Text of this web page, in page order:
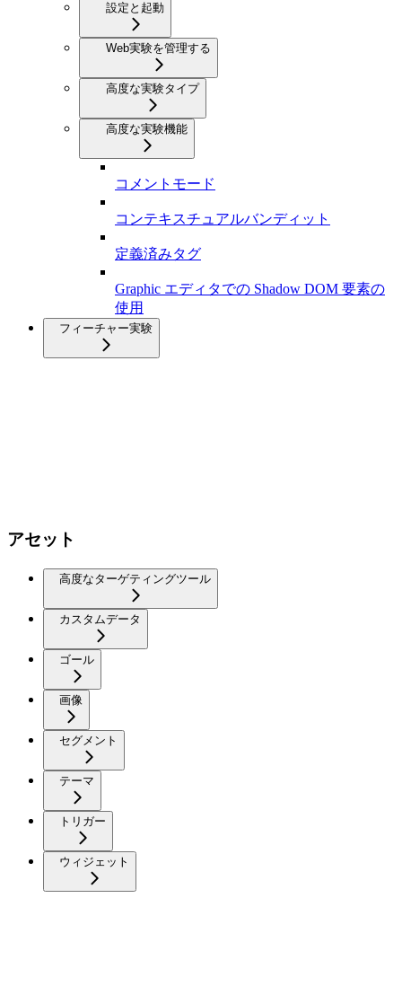
設定と起動
Web実験を管理する
高度な実験タイプ
高度な実験機能
コメントモード
コンテキスチュアルバンディット
定義済みタグ
Graphic エディタでの Shadow DOM 要素の
使用
フィーチャー実験
アセット
高度なターゲティングツール
カスタムデータ
ゴール
画像
セグメント
テーマ
トリガー
ウィジェット